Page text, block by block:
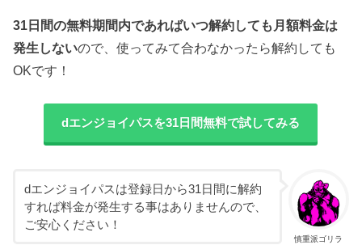
31日間の無料期間内であればいつ解約しても月額料金は
発生しないので、使ってみて合わなかったら解約しても
OKです！
dエンジョイパスを31日間無料で試してみる
慎重派ゴリラ
dエンジョイパスは登録日から31日間に解約
すれば料金が発生する事はありませんので、
ご安心ください！